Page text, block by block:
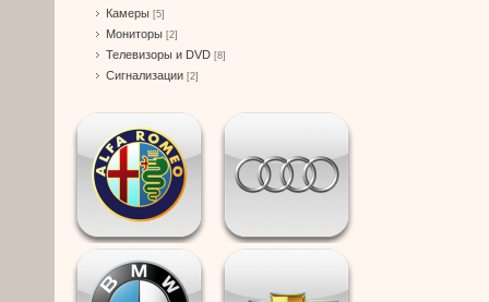
Камеры [5]
Мониторы [2]
Телевизоры и DVD [8]
Сигнализации [2]